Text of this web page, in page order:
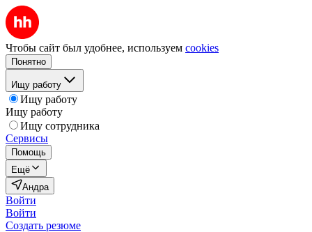
Чтобы сайт был удобнее, используем cookies
Понятно
Ищу работу
Ищу работу
Ищу работу
Ищу сотрудника
Сервисы
Помощь
Ещё
Андра
Войти
Войти
Создать резюме